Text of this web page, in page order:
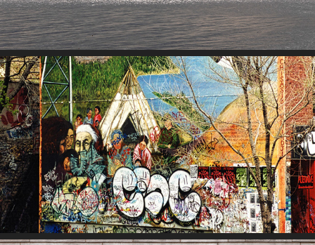
Ville de Montréal !